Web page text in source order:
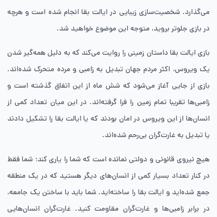
می‌گذارد. شخصیت‌سازی زیبایی در ایالت بقا انجام شده است و هرچه
در بازی جلوتر بروید، متوجه این موضوع خواهید شد.
بازی ایالت بقا داستان زمینی را روایت می‌کند که به دلیل همه‌گیر شدن
یک ویروس، اکثر مردم جهان تبدیل به زامبی و مرده متحرک شده‌اند.
بازی از جایی آغاز می‌شود که شش ماه از این اتفاق گذشته است و
زامبی‌ها تقریبا تمام زمین را فرا گرفته‌اند. در این میان تعداد کمی از
انسان‌ها از این ویروس در امان بودند که یا ایالت بقا را تشکیل دادند
یا تبدیل به غارت‌گران بی‌رحم شده‌اند.
هیچ نیروی قانونی و دولتی نمانده است که شما را یاری کند؛ شما فقط
در کنار تعداد بسیار کمی از انسان‌های دیگر هستید که در یک منطقه
جمع شده‌اید و ایالت بقا را ساخته‌اید. شما باید با ساختن یک جامعه،
در برابر زامبی‌ها و غارت‌گران مقاومت کنید. غارت‌گران انسان‌هایی